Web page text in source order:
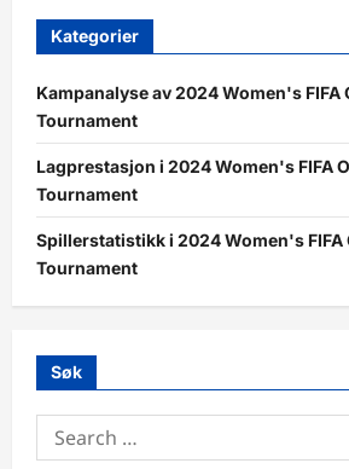
Kategorier
Kampanalyse av 2024 Women's FIFA
Tournament
Lagprestasjon i 2024 Women's FIFA
Tournament
Spillerstatistikk i 2024 Women's FIFA
Tournament
Søk
Search
for: